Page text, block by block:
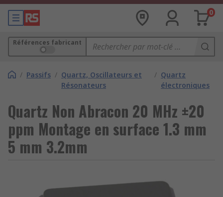
0
Références fabricant
/ Passifs / Quartz, Oscillateurs et
Résonateurs
/ Quartz
électroniques
Quartz Non Abracon 20 MHz ±20
ppm Montage en surface 1.3 mm
5 mm 3.2mm